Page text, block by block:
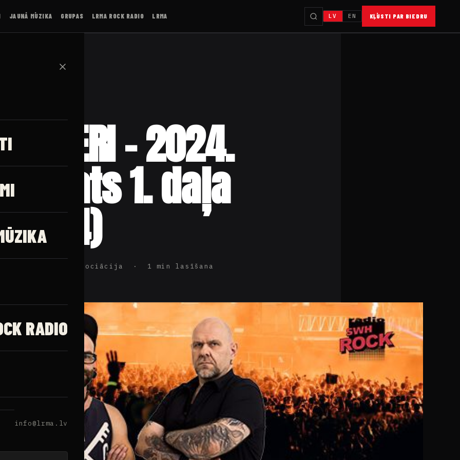
JAUNĀ MŪZIKA GRUPAS LRMA ROCK RADIO LRMA LV EN KĻŪSTI PAR BIEDRU
✕
RADIO
info@lrma.lv
– 2024.
1. daļa
Rokmūzikas Asociācija · 1 min lasīšana